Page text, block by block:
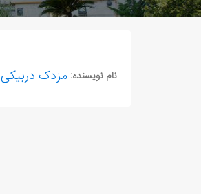
نام نویسنده: مزدک دربیکی